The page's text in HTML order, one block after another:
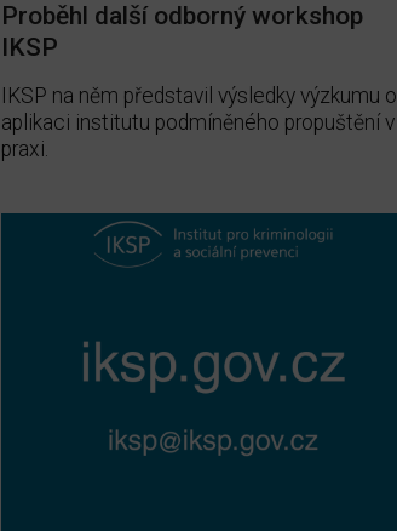
Proběhl další odborný workshop
IKSP
IKSP na něm představil výsledky výzkumu o
aplikaci institutu podmíněného propuštění v
praxi.